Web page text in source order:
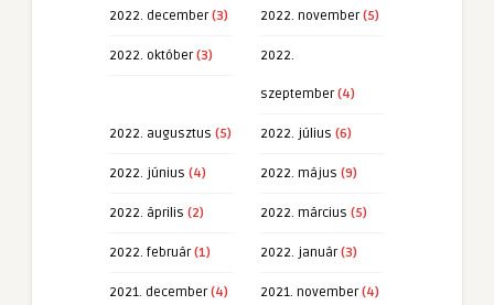
2022. december(3) 2022. november(5)
2022. október(3) 2022.
szeptember(4)
2022. augusztus (5) 2022. július (6)
2022. június (4) 2022. május (9)
2022. április (2) 2022. március (5)
2022. február(1) 2022. január(3)
2021. december(4) 2021. november(4)